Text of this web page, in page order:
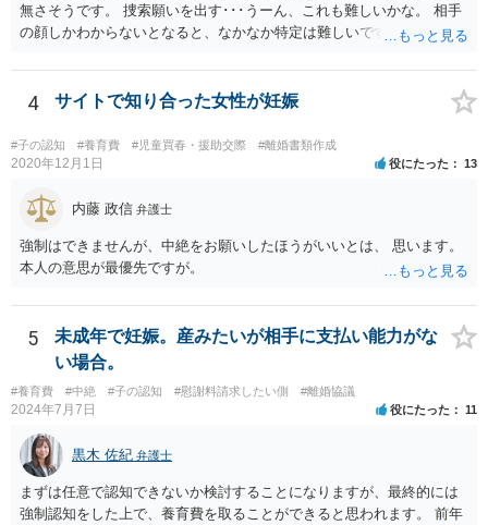
無さそうです。 捜索願いを出す･･･うーん、これも難しいかな。 相手
の顔しかわからないとなると、なかなか特定は難しいですね。 お役に
4 サイトで知り合った女性が妊娠
#子の認知 #養育費 #児童買春・援助交際 #離婚書類作成
2020年12月1日 役にたった 13
内藤 政信 弁護士
強制はできませんが、中絶をお願いしたほうがいいとは、 思います。
本人の意思が最優先ですが。
5
未成年で妊娠。産みたいが相手に支払い能力がな
い場合。
#養育費 #中絶 #子の認知 #慰謝料請求したい側 #離婚協議
2024年7月7日 役にたった 11
黒木 佐紀 弁護士
まずは任意で認知できないか検討することになりますが、最終的には
強制認知をした上で、養育費を取ることができると思われます。 前年